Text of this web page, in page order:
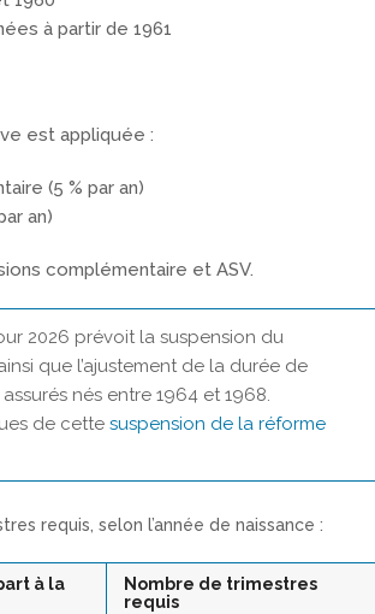
à partir de 1961
est appliquée :
(5 % par an)
an)
complémentaire et ASV.
2026 prévoit la suspension du
que l’ajustement de la durée de
nés entre 1964 et 1968.
de cette suspension de la réforme
requis, selon l’année de naissance :
à la
Nombre de trimestres
requis